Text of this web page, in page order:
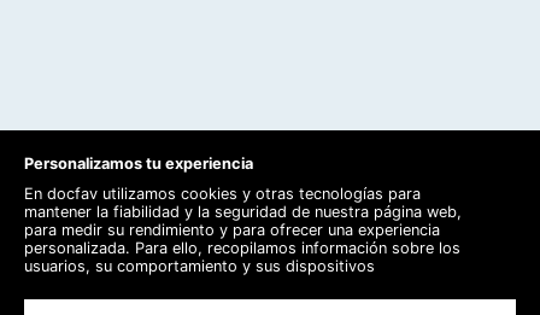
Personalizamos tu experiencia
En docfav utilizamos cookies y otras tecnologías para
mantener la fiabilidad y la seguridad de nuestra página web,
para medir su rendimiento y para ofrecer una experiencia
personalizada. Para ello, recopilamos información sobre los
usuarios, su comportamiento y sus dispositivos